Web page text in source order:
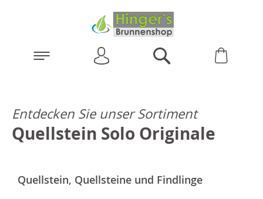
Entdecken Sie unser Sortiment
Quellstein Solo Originale
Quellstein, Quellsteine und Findlinge